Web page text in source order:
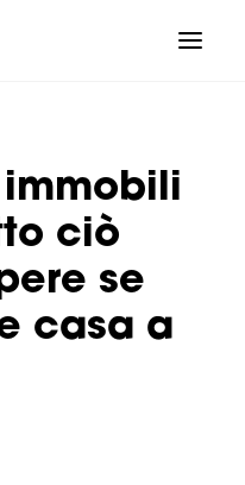
ciò
se
casa a